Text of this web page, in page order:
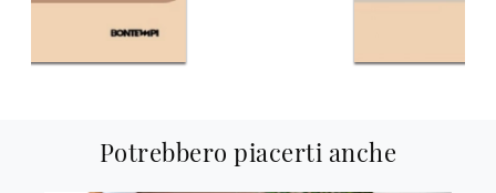
Potrebbero piacerti anche